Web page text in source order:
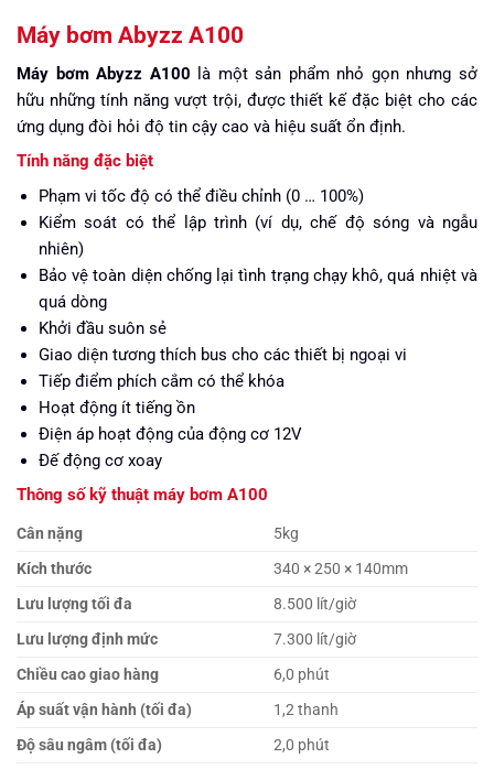
Máy bơm Abyzz A100
Máy bơm Abyzz A100 là một sản phẩm nhỏ gọn nhưng sở
hữu những tính năng vượt trội, được thiết kế đặc biệt cho các
ứng dụng đòi hỏi độ tin cậy cao và hiệu suất ổn định.
Tính năng đặc biệt
Phạm vi tốc độ có thể điều chỉnh (0 … 100%)
Kiểm soát có thể lập trình (ví dụ, chế độ sóng và ngẫu
nhiên)
Bảo vệ toàn diện chống lại tình trạng chạy khô, quá nhiệt và
quá dòng
Khởi đầu suôn sẻ
Giao diện tương thích bus cho các thiết bị ngoại vi
Tiếp điểm phích cắm có thể khóa
Hoạt động ít tiếng ồn
Điện áp hoạt động của động cơ 12V
Đế động cơ xoay
Thông số kỹ thuật máy bơm A100
Cân nặng
5kg
Kích thước
340 × 250 × 140mm
Lưu lượng tối đa
8.500 lít/giờ
Lưu lượng định mức
7.300 lít/giờ
Chiều cao giao hàng
6,0 phút
Áp suất vận hành (tối đa)
1,2 thanh
Độ sâu ngâm (tối đa)
2,0 phút